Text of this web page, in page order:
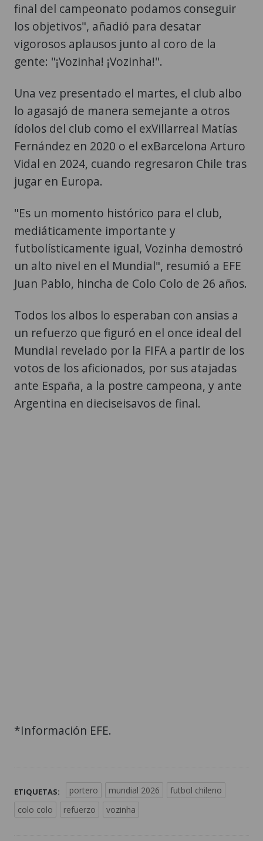
final del campeonato podamos conseguir
los objetivos", añadió para desatar
vigorosos aplausos junto al coro de la
gente: "¡Vozinha! ¡Vozinha!".
Una vez presentado el martes, el club albo
lo agasajó de manera semejante a otros
ídolos del club como el exVillarreal Matías
Fernández en 2020 o el exBarcelona Arturo
Vidal en 2024, cuando regresaron Chile tras
jugar en Europa.
"Es un momento histórico para el club,
mediáticamente importante y
futbolísticamente igual, Vozinha demostró
un alto nivel en el Mundial", resumió a EFE
Juan Pablo, hincha de Colo Colo de 26 años.
Todos los albos lo esperaban con ansias a
un refuerzo que figuró en el once ideal del
Mundial revelado por la FIFA a partir de los
votos de los aficionados, por sus atajadas
ante España, a la postre campeona, y ante
Argentina en dieciseisavos de final.
*Información EFE.
ETIQUETAS: portero mundial 2026
futbol chileno
colo colo
refuerzo vozinha